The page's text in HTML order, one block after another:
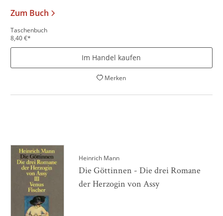
Zum Buch
Taschenbuch
8,40€*
Im Handel kaufen
Merken
Heinrich Mann
Die Göttinnen - Die drei Romane
der Herzogin von Assy